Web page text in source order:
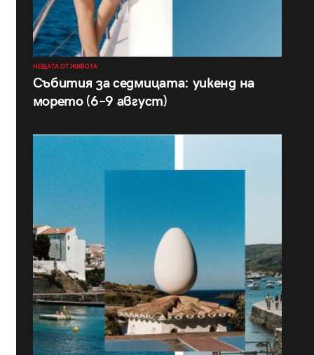
НЕЩАТА ОТ ЖИВОТА
Събития за седмицата: уикенд на
морето (6–9 август)